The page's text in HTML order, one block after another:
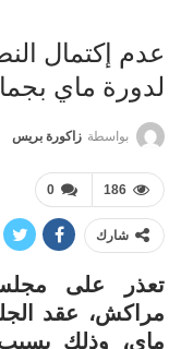
عدم إكتمال
لدورة ماي
بواسطة زاكورة بريس
0 186
شارك
تعذر على
مراكش، عقد
ماي، وذلك بسبب